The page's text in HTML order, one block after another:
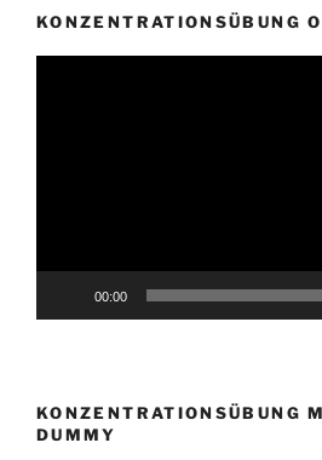
KONZENTRATIONSÜBUNG
00:00
KONZENTRATIONSÜBUNG
DUMMY